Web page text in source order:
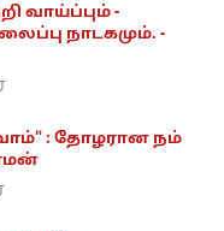
வாய்ப்பும் -
நாடகமும். -
: தோழரான நம்